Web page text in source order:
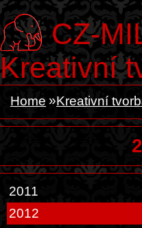
CZ-
Kreativní
Home Kreativní
2011
2012